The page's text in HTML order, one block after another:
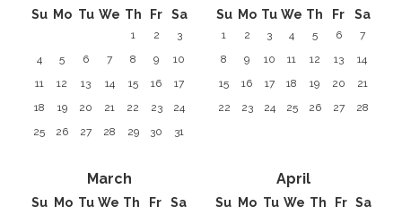
Su Mo Tu We Th Fr Sa
1 2
3
4
5 6 7 8 9
10
11
12 13 14 15 16
17
18
19 20 21 22 23
24
25
26 27 28 29 30 31
Su Mo Tu We Th Fr Sa
1 2 3 4 5 6
7
8
9 10 11 12 13
14
15
16 17 18 19 20
21
22
23 24 25 26 27 28
March
Su Mo Tu We Th Fr Sa
April
Su Mo Tu We Th Fr Sa